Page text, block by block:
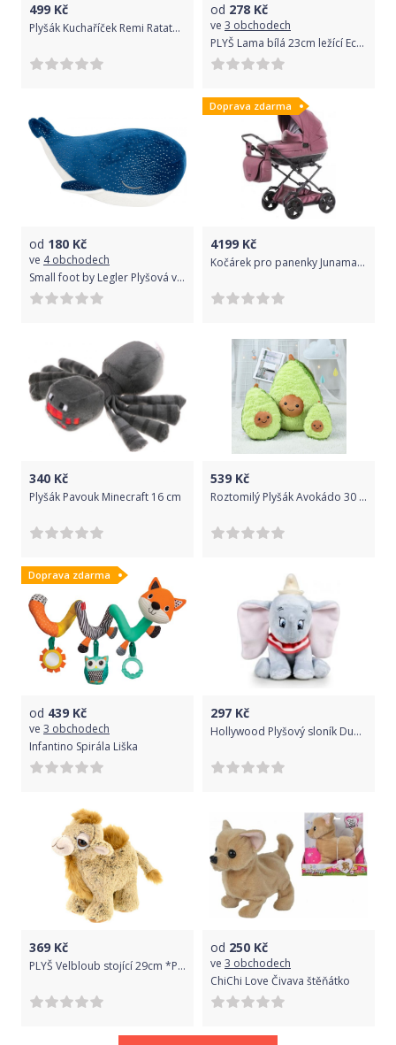
499 Kč
Plyšák Kuchaříček Remi Ratatouille 30 cm
od 278 Kč
ve 3 obchodech
PLYŠ Lama bílá 23cm ležící Eco-Friendly exkluzivní *PLYŠOVÉ HRAČKY*
od 180 Kč
ve 4 obchodech
Small foot by Legler Plyšová velryba Small Foot
Doprava zdarma
4199 Kč
Kočárek pro panenky Junama Mini Saphire 04 Purple
340 Kč
Plyšák Pavouk Minecraft 16 cm
539 Kč
Roztomilý Plyšák Avokádo 30 cm
Doprava zdarma
od 439 Kč
ve 3 obchodech
Infantino Spirála Liška
297 Kč
Hollywood Plyšový sloník Dumbo - 15 cm
369 Kč
PLYŠ Velbloub stojící 29cm *PLYŠOVÉ HRAČKY*
od 250 Kč
ve 3 obchodech
ChiChi Love Čivava štěňátko